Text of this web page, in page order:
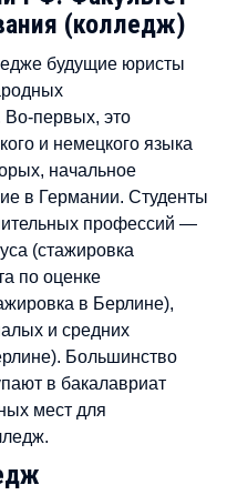
(колледж)
будущие юристы
Во-первых, это
и немецкого языка
начальное
в Германии. Студенты
профессий —
(стажировка
по оценке
в Берлине),
и средних
Большинство
в бакалавриат
мест для